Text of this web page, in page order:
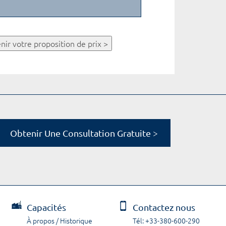
votre proposition de prix >
Obtenir Une Consultation Gratuite >
Capacités
À propos / Historique
Contactez nous
Tél: +33-380-600-290